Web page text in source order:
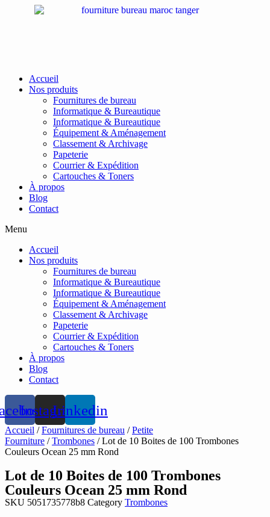
Accueil
Nos produits
Fournitures de bureau
Informatique & Bureautique
Informatique & Bureautique
Équipement & Aménagement
Classement & Archivage
Papeterie
Courrier & Expédition
Cartouches & Toners
À propos
Blog
Contact
Menu
Accueil
Nos produits
Fournitures de bureau
Informatique & Bureautique
Informatique & Bureautique
Équipement & Aménagement
Classement & Archivage
Papeterie
Courrier & Expédition
Cartouches & Toners
À propos
Blog
Contact
InstagramLinkedin
Accueil /Fournitures de bureau /Petite
Fourniture /Trombones / Lot de 10 Boites de 100 Trombones
Couleurs Ocean 25 mm Rond
Lot de 10 Boites de 100 Trombones
Couleurs Ocean 25 mm Rond
SKU 5051735778b8 Category Trombones